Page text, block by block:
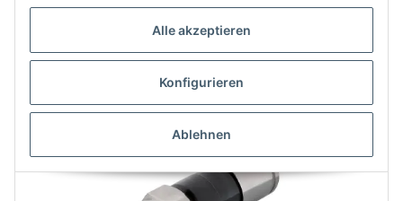
Alle akzeptieren
Konfigurieren
Ablehnen